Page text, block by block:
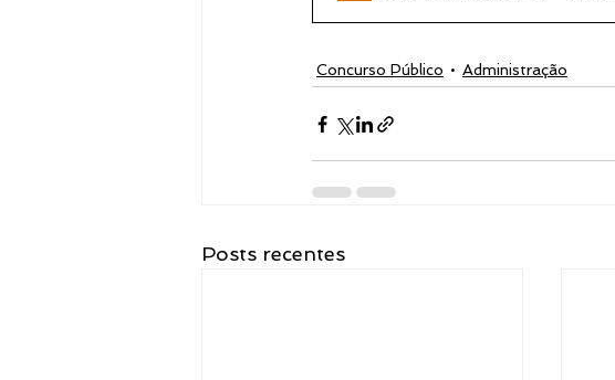
Concurso Público Administração
Posts recentes